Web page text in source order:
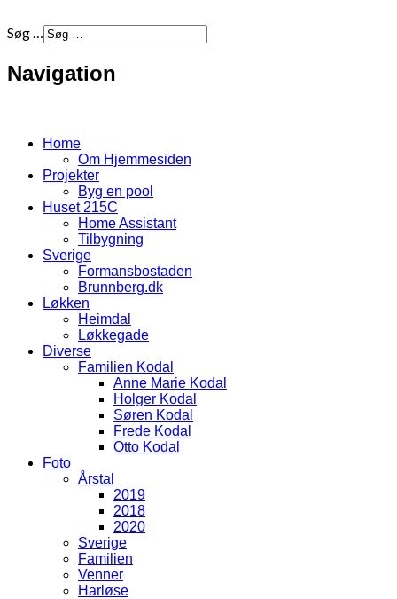
Søg …
Navigation
Home
Om Hjemmesiden
Projekter
Byg en pool
Huset 215C
Home Assistant
Tilbygning
Sverige
Formansbostaden
Brunnberg.dk
Løkken
Heimdal
Løkkegade
Diverse
Familien Kodal
Anne Marie Kodal
Holger Kodal
Søren Kodal
Frede Kodal
Otto Kodal
Foto
Årstal
2019
2018
2020
Sverige
Familien
Venner
Harløse